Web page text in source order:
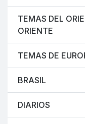
TEMAS DEL
ORIENTE
TEMAS DE
BRASIL
DIARIOS